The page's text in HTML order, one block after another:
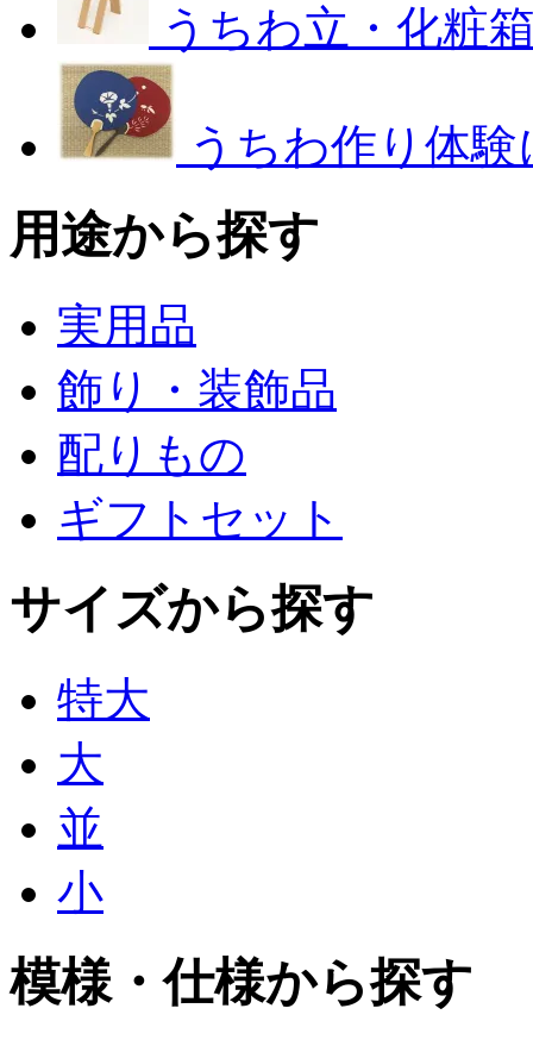
うちわ立・化粧
うちわ作り体
用途から探す
実用品
飾り・装飾品
配りもの
ギフトセット
サイズから探す
特大
大
並
小
模様・仕様から探す